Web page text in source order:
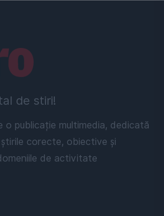
de stiri!
o publicație multimedia, dedicată
corecte, obiective și
de activitate